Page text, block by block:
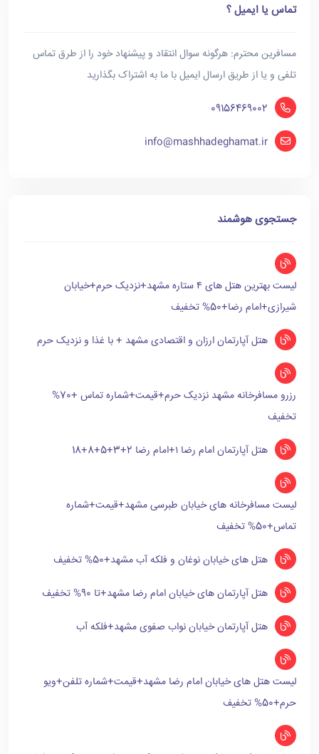
تماس یا ایمیل ؟
مسافرین محترم: هرگونه سوال انتقاد و پیشنهاد خود را از طرق تماس
تلفی و یا از طریق ارسال ایمیل با ما به اشتراک بگذارید
09156469002
info@mashhadeghamat.ir
جستجوی هوشمند
لیست بهترین هتل های ۴ ستاره مشهد+نزدیک حرم+خیابان
شیرازی+امام رضا+50% تخفیف
هتل آپارتمان ارزان و اقتصادی مشهد + با غذا و نزدیک حرم
رزرو مسافرخانه مشهد نزدیک حرم+قیمت+شماره تماس +70%
تخفیف
هتل آپارتمان امام رضا ۱+امام رضا 2+3+5+8+18
لیست مسافرخانه های خیابان طبرسی مشهد+قیمت+شماره
تماس+50% تخفیف
هتل های خیابان نوغان و فلکه آب مشهد+50% تخفیف
هتل آپارتمان های خیابان امام رضا مشهد+تا 90% تخفیف
هتل آپارتمان خیابان نواب صفوی مشهد+فلکه آب
لیست هتل های خیابان امام رضا مشهد+قیمت+شماره تلفن+ویو
حرم+50% تخفیف